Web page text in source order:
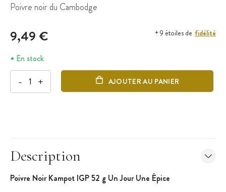
Poivre noir du Cambodge
9,49 € + 9 étoiles de fidélité
En stock
- + AJOUTER AU PANIER
Description
Poivre Noir Kampot IGP 52 g Un Jour Une Épice